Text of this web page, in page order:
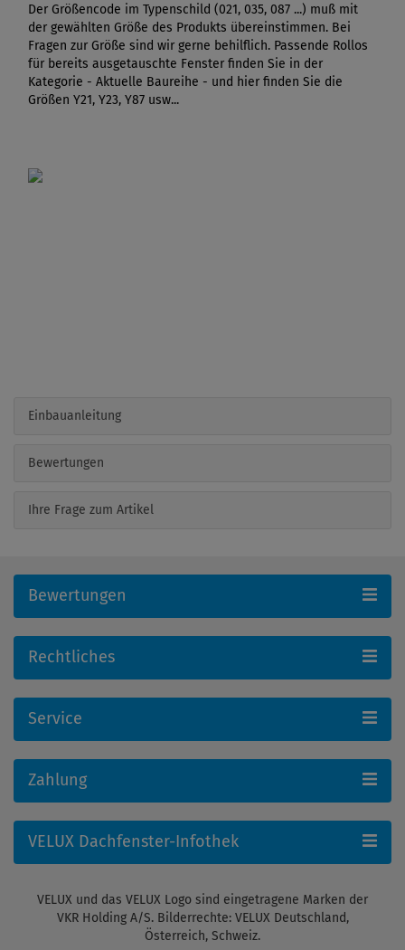
Der Größencode im Typenschild (021, 035, 087 ...) muß mit
der gewählten Größe des Produkts übereinstimmen. Bei
Fragen zur Größe sind wir gerne behilflich. Passende Rollos
für bereits ausgetauschte Fenster finden Sie in der
Kategorie - Aktuelle Baureihe - und hier finden Sie die
Größen Y21, Y23, Y87 usw...
Einbauanleitung
Bewertungen
Ihre Frage zum Artikel
Bewertungen
Rechtliches
Service
Zahlung
VELUX Dachfenster-Infothek
VELUX und das VELUX Logo sind eingetragene Marken der
VKR Holding A/S. Bilderrechte: VELUX Deutschland,
Österreich, Schweiz.